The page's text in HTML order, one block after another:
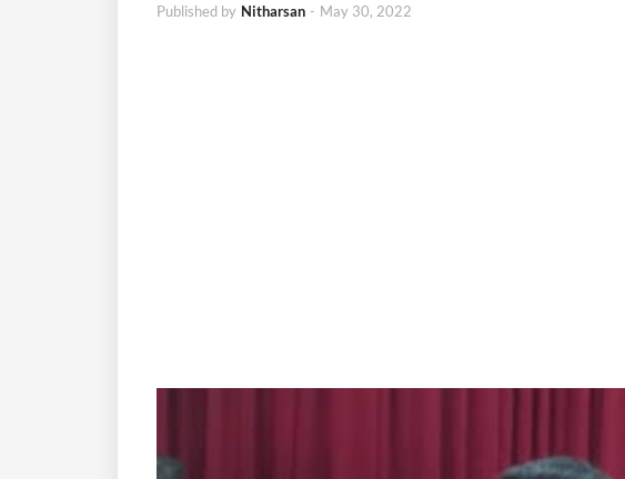
Published by Nitharsan - May 30, 2022